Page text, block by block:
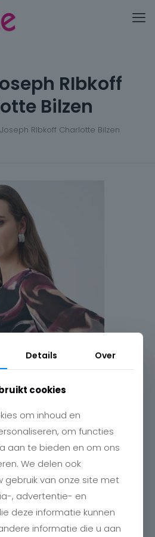
RIbkoff
Bilzen
RIbkoff Charlotte Bilzen
Details Over
cookies
om inhoud en
om functies
aan te bieden en om ons
We delen ook
gebruik van onze site met
, advertentie- en
deze informatie kunnen
informatie die u aan